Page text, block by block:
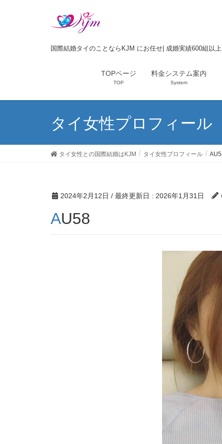
国際結婚タイのことならKJM にお任せ| 成婚実績600組以
TOPページ
TOP
料金システム案内
System
タイ女性プロフィール
タイ女性との国際結婚はKJM タイ女性プロフィール
2024年2月12日 / 最終更新日 : 2026年1月31日
AU58